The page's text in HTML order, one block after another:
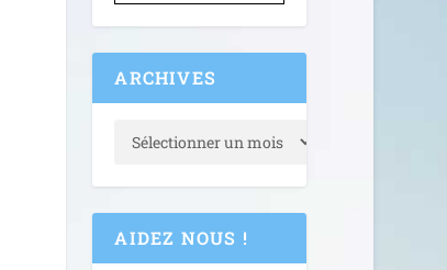
ARCHIVES
AIDEZ NOUS !